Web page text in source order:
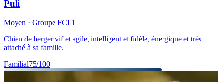
Puli
Moyen · Groupe FCI 1
Chien de berger vif et agile, intelligent et fidèle, énergique et très
attaché à sa famille.
Familial75/100